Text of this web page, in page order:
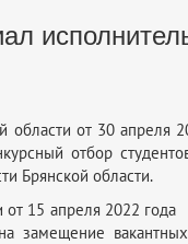
области от 30
отбор
Брянской области.
от 15 апреля 2022
замещение